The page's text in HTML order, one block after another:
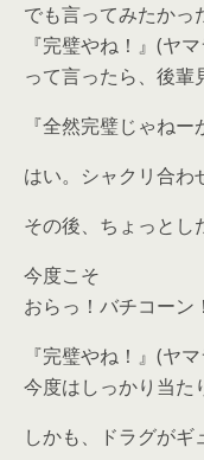
でも言ってみたかっ
『完璧やね！』(ヤ
って言ったら、後輩
『全然完璧じゃねー
はい。シャクリ合わ
その後、ちょっとし
今度こそ
おらっ！バチコーン！
『完璧やね！』(ヤ
今度はしっかり当た
しかも、ドラグがギ